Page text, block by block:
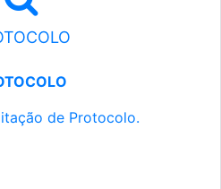
de Protocolo.